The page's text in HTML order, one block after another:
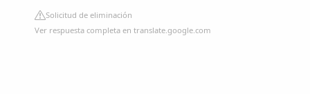
Solicitud de eliminación
Ver respuesta completa en translate.google.com